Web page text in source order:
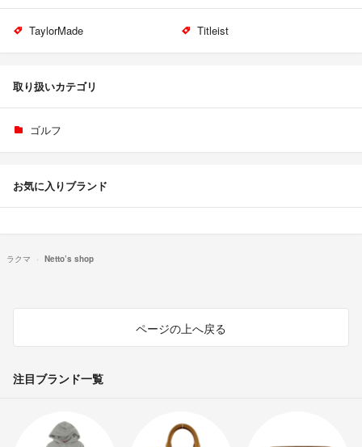
TaylorMade Titleist
取り扱いカテゴリ
ゴルフ
お気に入りブランド
ラクマ Netto’s shop
ページの上へ戻る
注目ブランド一覧